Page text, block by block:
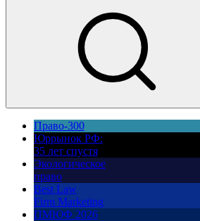
Право-300
Юррынок РФ:
35 лет спустя
Экологическое
право
Best Law
Firm Marketing
ПМЮФ 2026